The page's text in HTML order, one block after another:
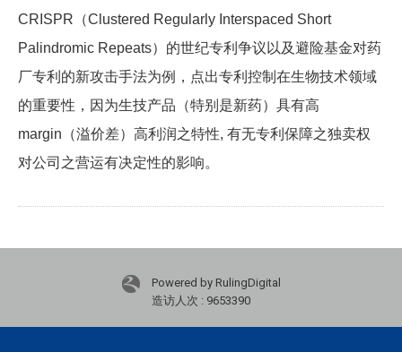
CRISPR （Clustered Regularly Interspaced Short
Palindromic Repeats）的世纪专利争议以及避险基金对药
厂专利的新攻击手法为例，点出专利控制在生物技术领域
的重要性， 因为生技产品 （特别是新药） 具有高
margin （溢价差） 高利润之特性, 有无专利保障之独卖权
对公司之营运有决定性的影响。
Powered by RulingDigital
造访人次 : 9653390